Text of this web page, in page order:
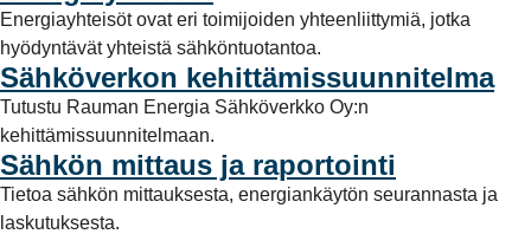
Energiayhteisöt ovat eri toimijoiden yhteenliittymiä, jotka
hyödyntävät yhteistä sähköntuotantoa.
Sähköverkon kehittämissuunnitelma
Tutustu Rauman Energia Sähköverkko Oy:n
kehittämissuunnitelmaan.
Sähkön mittaus ja raportointi
Tietoa sähkön mittauksesta, energiankäytön seurannasta ja
laskutuksesta.